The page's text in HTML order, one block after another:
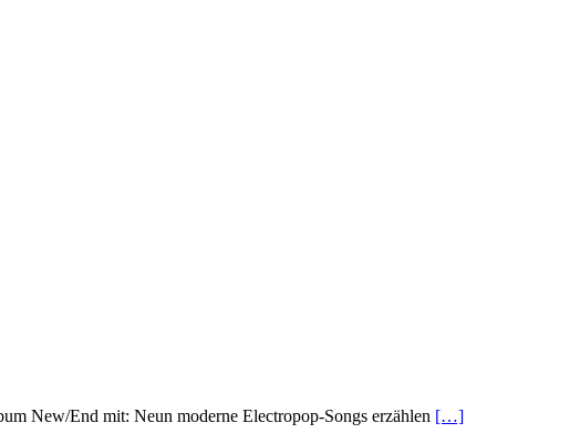
New/End mit: Neun moderne Electropop-Songs erzählen […]